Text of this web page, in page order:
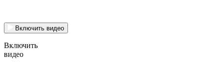
Включить видео
Включить
видео